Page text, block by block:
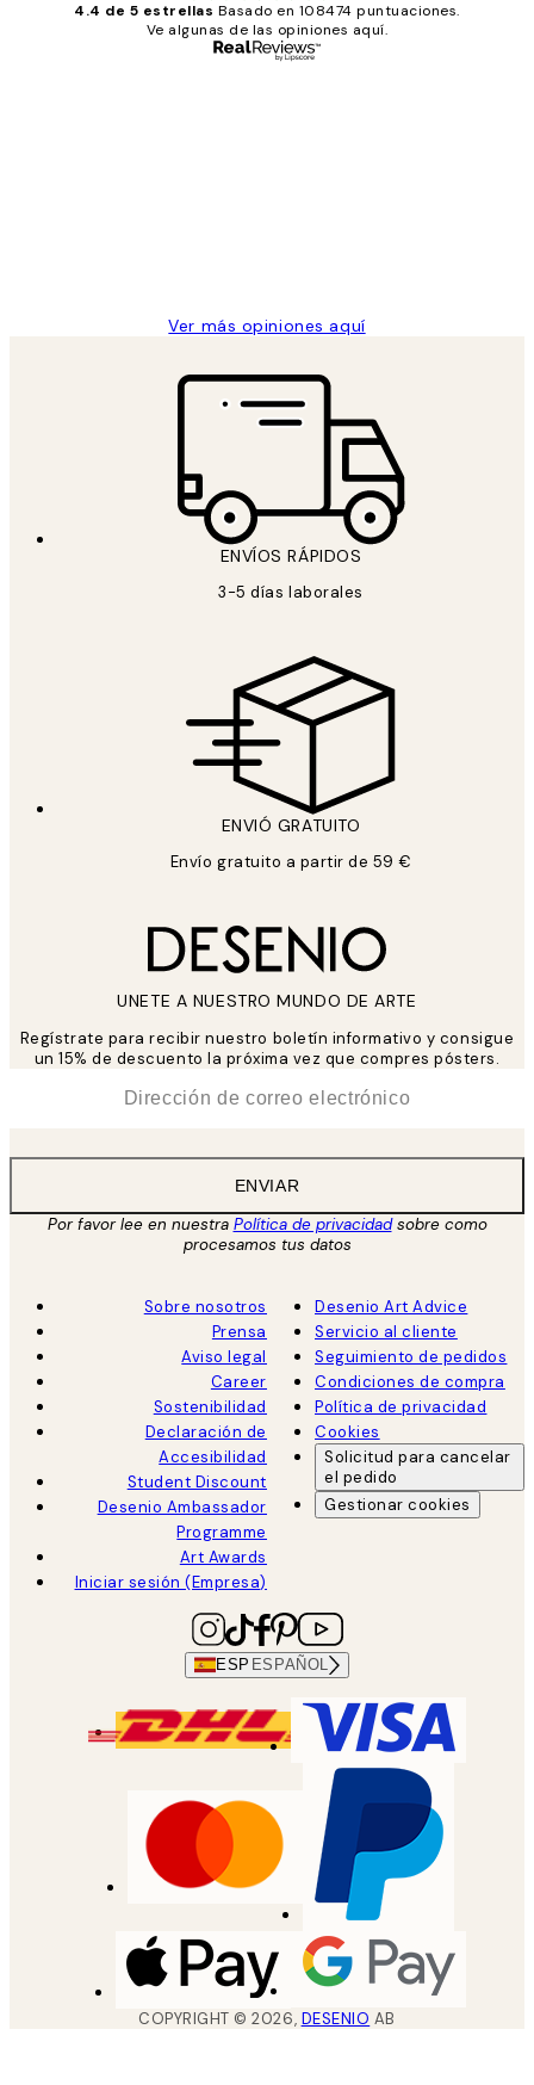
4.4 de 5 estrellas Basado en 108474 puntuaciones.
Ve algunas de las opiniones aquí.
Ver más opiniones aquí
ENVÍOS RÁPIDOS
3-5 días laborales
ENVIÓ GRATUITO
Envío gratuito a partir de 59 €
UNETE A NUESTRO MUNDO DE ARTE
Regístrate para recibir nuestro boletín informativo y consigue
un 15% de descuento la próxima vez que compres pósters.
ENVIAR
Por favor lee en nuestra Política de privacidadsobre como
procesamos tus datos
Sobre nosotros
Prensa
Aviso legal
Career
Sostenibilidad
Declaración de
Accesibilidad
Student Discount
Desenio Ambassador
Programme
Art Awards
Iniciar sesión (Empresa)
Desenio Art Advice
Servicio al cliente
Seguimiento de pedidos
Condiciones de compra
Política de privacidad
Cookies
Solicitud para cancelar
el pedido
Gestionar cookies
ESP ESPAÑOL
COPYRIGHT ©2026, DESENIO AB